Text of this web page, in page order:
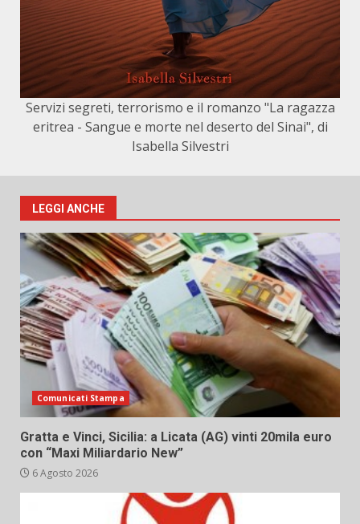
Servizi segreti, terrorismo e il romanzo "La ragazza
eritrea - Sangue e morte nel deserto del Sinai", di
Isabella Silvestri
LEGGI ANCHE
Comunicati Stampa
Gratta e Vinci, Sicilia: a Licata (AG) vinti 20mila euro
con “Maxi Miliardario New”
6 Agosto 2026